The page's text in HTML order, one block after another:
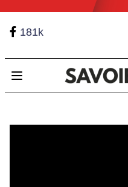
181k
Open main menu